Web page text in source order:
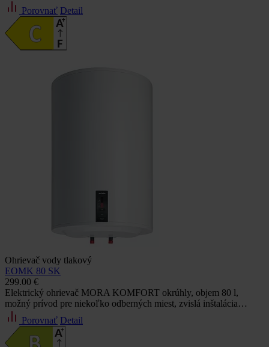
Porovnať Detail
Ohrievač vody tlakový
EOMK 80 SK
299.00 €
Elektrický ohrievač MORA KOMFORT okrúhly, objem 80 l,
možný prívod pre niekoľko odberných miest, zvislá inštalácia…
Porovnať Detail